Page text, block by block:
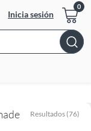
Inicia sesión
Resultados (76)